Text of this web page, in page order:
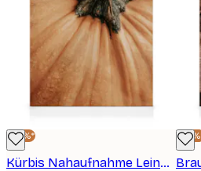
-25%*
Kürbis Nahaufnahme Leinwandbild
-